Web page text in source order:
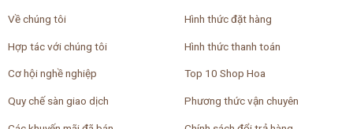
Về chúng tôi
Hợp tác với chúng tôi
Cơ hội nghề nghiệp
Quy chế sàn giao dịch
Hình thức đặt hàng
Hình thức thanh toán
Top 10 Shop Hoa
Phương thức vận chuyên